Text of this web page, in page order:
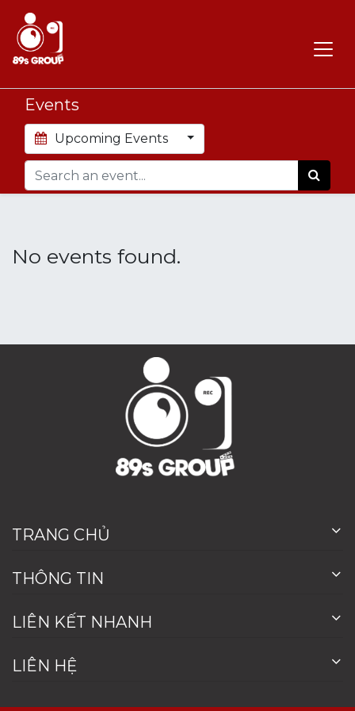
Events
Upcoming Events
No events found.
TRANG CHỦ
THÔNG TIN
LIÊN KẾT NHANH
LIÊN HỆ